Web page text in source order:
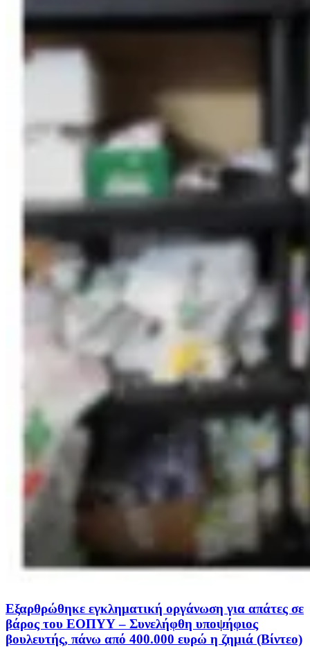
Εξαρθρώθηκε εγκληματική οργάνωση για απάτες σε
βάρος του ΕΟΠΥΥ – Συνελήφθη υποψήφιος
βουλευτής, πάνω από 400.000 ευρώ η ζημιά (Βίντεο)